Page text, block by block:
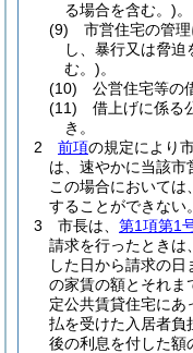
る場合を含む。)。
(9)
市営住宅の管
し、暴行又は脅迫
む。)。
(10)
公営住宅等の
(11)
借上げに係る
き。
2
前項の規定により
は、速やかに当該市
この場合において
することができない。
3
市長は、 第1項第1
請求を行ったときは
した日から請求の
の家賃の額とそれま
定公共賃貸住宅にあ
払を受けた入居者負
後の利息を付した額